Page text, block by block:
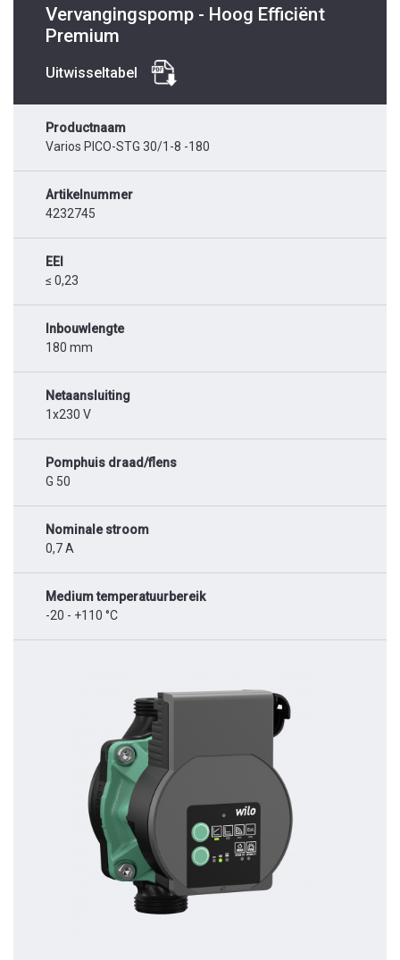
Vervangingspomp - Hoog Efficiënt
Premium
Uitwisseltabel
Productnaam
Varios PICO-STG 30/1-8 -180
Artikelnummer
4232745
EEI
≤ 0,23
Inbouwlengte
180 mm
Netaansluiting
1x230 V
Pomphuis draad/flens
G 50
Nominale stroom
0,7 A
Medium temperatuurbereik
-20 - +110 °C